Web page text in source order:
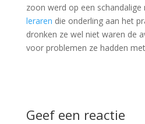
zoon werd op een
leraren die onderling aan het
dronken ze wel niet waren de
voor problemen ze hadden
Geef een reactie